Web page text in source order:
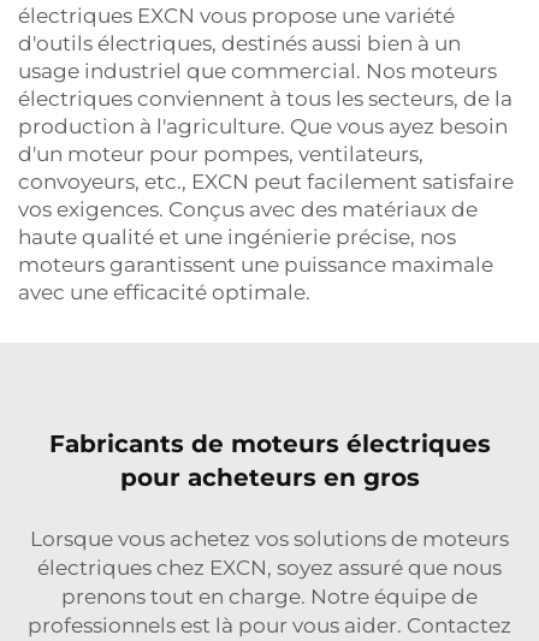
électriques EXCN vous propose une variété
d'outils électriques, destinés aussi bien à un
usage industriel que commercial. Nos moteurs
électriques conviennent à tous les secteurs, de la
production à l'agriculture. Que vous ayez besoin
d'un moteur pour pompes, ventilateurs,
convoyeurs, etc., EXCN peut facilement satisfaire
vos exigences. Conçus avec des matériaux de
haute qualité et une ingénierie précise, nos
moteurs garantissent une puissance maximale
avec une efficacité optimale.
Fabricants de moteurs électriques
pour acheteurs en gros
Lorsque vous achetez vos solutions de moteurs
électriques chez EXCN, soyez assuré que nous
prenons tout en charge. Notre équipe de
professionnels est là pour vous aider. Contactez